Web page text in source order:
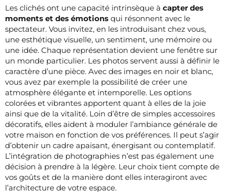
Les clichés ont une capacité intrinsèque à capter des
moments et des émotions qui résonnent avec le
spectateur. Vous invitez, en les introduisant chez vous,
une esthétique visuelle, un sentiment, une mémoire ou
une idée. Chaque représentation devient une fenêtre sur
un monde particulier. Les photos servent aussi à définir le
caractère d’une pièce. Avec des images en noir et blanc,
vous avez par exemple la possibilité de créer une
atmosphère élégante et intemporelle. Les options
colorées et vibrantes apportent quant à elles de la joie
ainsi que de la vitalité. Loin d’être de simples accessoires
décoratifs, elles aident à moduler l’ambiance générale de
votre maison en fonction de vos préférences. Il peut s’agir
d’obtenir un cadre apaisant, énergisant ou contemplatif.
L’intégration de photographies n’est pas également une
décision à prendre à la légère. Leur choix tient compte de
vos goûts et de la manière dont elles interagiront avec
l’architecture de votre espace.